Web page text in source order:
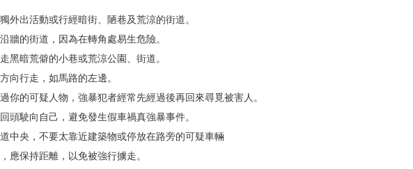
外出活動或行經暗街、陋巷及荒涼的街道。
牆的街道，因為在轉角處易生危險。
黑暗荒僻的小巷或荒涼公園、街道。
向行走，如馬路的左邊。
你的可疑人物，強暴犯者經常先經過後再回來尋覓被害人。
頭駛向自己，避免發生假車禍真強暴事件。
中央，不要太靠近建築物或停放在路旁的可疑車輛
應保持距離，以免被強行擄走。